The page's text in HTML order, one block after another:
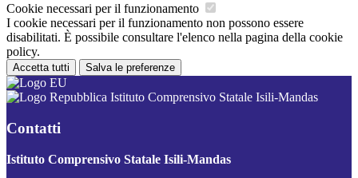
Cookie necessari per il funzionamento
I cookie necessari per il funzionamento non possono essere
disabilitati. È possibile consultare l'elenco nella pagina della cookie
policy.
Accetta tutti Salva le preferenze
Istituto Comprensivo Statale Isili-Mandas
Contatti
Istituto Comprensivo Statale Isili-Mandas